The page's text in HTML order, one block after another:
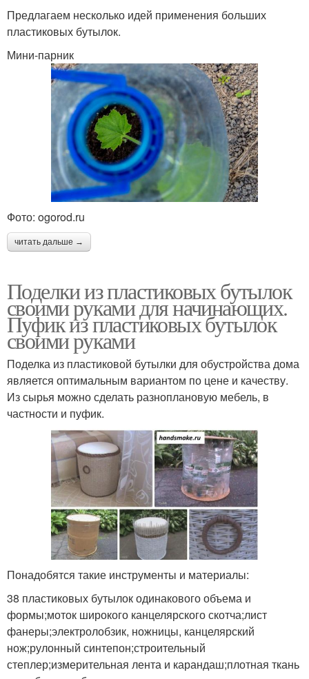
Предлагаем несколько идей применения больших
пластиковых бутылок.
Мини-парник
Фото: ogorod.ru
читать дальше →
Поделки из пластиковых бутылок
своими руками для начинающих.
Пуфик из пластиковых бутылок
своими руками
Поделка из пластиковой бутылки для обустройства дома
является оптимальным вариантом по цене и качеству.
Из сырья можно сделать разноплановую мебель, в
частности и пуфик.
Понадобятся такие инструменты и материалы:
38 пластиковых бутылок одинакового объема и
формы;моток широкого канцелярского скотча;лист
фанеры;электролобзик, ножницы, канцелярский
нож;рулонный синтепон;строительный
степлер;измерительная лента и карандаш;плотная ткань